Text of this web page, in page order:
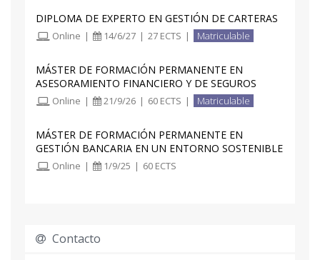
DIPLOMA DE EXPERTO EN GESTIÓN DE CARTERAS
Online | 14/6/27 | 27 ECTS | Matriculable
MÁSTER DE FORMACIÓN PERMANENTE EN
ASESORAMIENTO FINANCIERO Y DE SEGUROS
Online | 21/9/26 | 60 ECTS | Matriculable
MÁSTER DE FORMACIÓN PERMANENTE EN
GESTIÓN BANCARIA EN UN ENTORNO SOSTENIBLE
Online | 1/9/25 | 60 ECTS
Contacto